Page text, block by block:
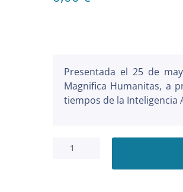
Presentada el 25 de
Magnifica Humanitas, a
tiempos de la Inteligencia
Humanitas